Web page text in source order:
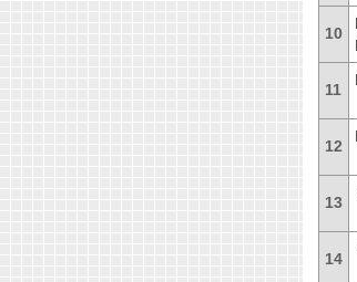
10
11
12
13
14